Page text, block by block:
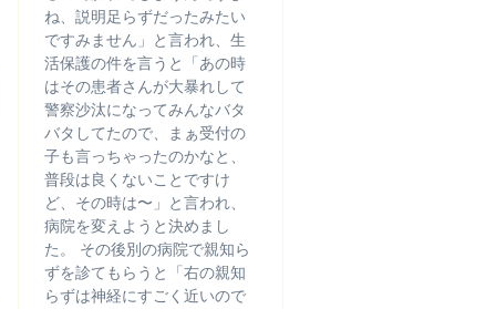
ね、説明足らずだったみたい
ですみません」と言われ、生
活保護の件を言うと「あの時
はその患者さんが大暴れして
警察沙汰になってみんなバタ
バタしてたので、まぁ受付の
子も言っちゃったのかなと、
普段は良くないことですけ
ど、その時は〜」と言われ、
病院を変えようと決めまし
た。 その後別の病院で親知ら
ずを診てもらうと「右の親知
らずは神経にすごく近いので